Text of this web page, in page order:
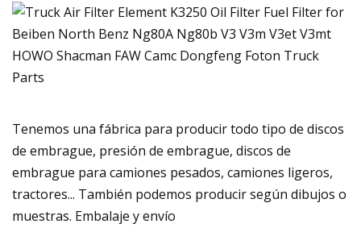
Tenemos una fábrica para producir todo tipo de discos
de embrague, presión de embrague, discos de
embrague para camiones pesados, camiones ligeros,
tractores... También podemos producir según dibujos o
muestras. Embalaje y envío